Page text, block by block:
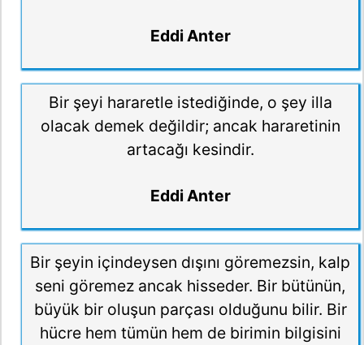
Eddi Anter
Bir şeyi hararetle istediğinde, o şey illa
olacak demek değildir; ancak hararetinin
artacağı kesindir.
Eddi Anter
Bir şeyin içindeysen dışını göremezsin, kalp
seni göremez ancak hisseder. Bir bütünün,
büyük bir oluşun parçası olduğunu bilir. Bir
hücre hem tümün hem de birimin bilgisini